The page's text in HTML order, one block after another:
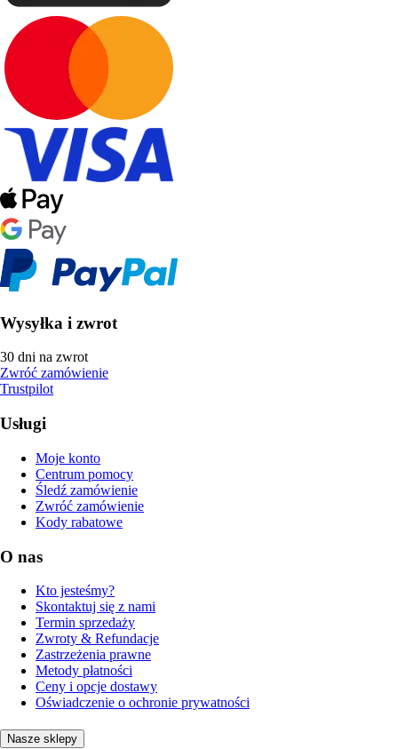
Wysyłka i zwrot
30 dni na zwrot
Zwróć zamówienie
Trustpilot
Usługi
Moje konto
Centrum pomocy
Śledź zamówienie
Zwróć zamówienie
Kody rabatowe
O nas
Kto jesteśmy?
Skontaktuj się z nami
Termin sprzedaży
Zwroty & Refundacje
Zastrzeżenia prawne
Metody płatności
Ceny i opcje dostawy
Oświadczenie o ochronie prywatności
Nasze sklepy